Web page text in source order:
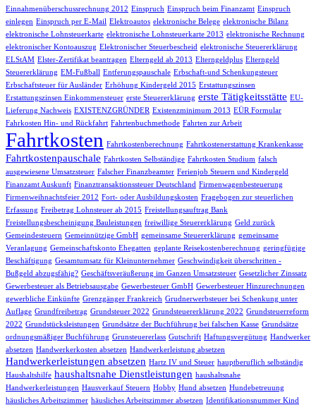
Einnahmenüberschussrechnung 2012 Einspruch Einspruch beim Finanzamt Einspruch
einlegen Einspruch per E-Mail Elektroautos elektronische Belege elektronische Bilanz
elektronische Lohnsteuerkarte elektronische Lohnsteuerkarte 2013 elektronische Rechnung
elektronischer Kontoauszug Elektronischer Steuerbescheid elektronische Steuererklärung
ELStAM Elster-Zertifikat beantragen Elterngeld ab 2013 Elterngeldplus Elterngeld
Steuererklärung EM-Fußball Entferungspauschale Erbschaft-und Schenkungsteuer
Erbschaftsteuer für Ausländer Erhöhung Kindergeld 2015 Erstattungszinsen
Erstattungszinsen Einkommensteuer erste Steuererklärung erste Tätigkeitsstätte EU-
Lieferung Nachweis EXISTENZGRÜNDER Existenzminimum 2013 EÜR Formular
Fahrkosten Hin- und Rückfahrt Fahrtenbuchmethode Fahrten zur Arbeit
Fahrtkosten Fahrtkostenberechnung Fahrtkostenerstattung Krankenkasse
Fahrtkostenpauschale Fahrtkosten Selbständige Fahrtkosten Studium falsch
ausgewiesene Umsatzsteuer Falscher Finanzbeamter Ferienjob Steuern und Kindergeld
Finanzamt Auskunft Finanztransaktionssteuer Deutschland Firmenwagenbesteuerung
Firmenweihnachtsfeier 2012 Fort- oder Ausbildungskosten Fragebogen zur steuerlichen
Erfassung Freibetrag Lohnsteuer ab 2015 Freistellungsauftrag Bank
Freistellungsbescheinigung Bauleistungen freiwillige Steuererklärung Geld zurück
Gemeindesteuern Gemeinnützige GmbH gemeinsame Steuererklärung gemeinsame
Veranlagung Gemeinschaftskonto Ehegatten geplante Reisekostenberechnung geringfügige
Beschäftigung Gesamtumsatz für Kleinunternehmer Geschwindigkeit überschritten -
Bußgeld abzugsfähig? Geschäftsveräußerung im Ganzen Umsatzsteuer Gesetzlicher Zinssatz
Gewerbesteuer als Betriebsausgabe Gewerbesteuer GmbH Gewerbesteuer Hinzurechnungen
gewerbliche Einkünfte Grenzgänger Frankreich Grudnerwerbsteuer bei Schenkung unter
Auflage Grundfreibetrag Grundsteuer 2022 Grundsteuererklärung 2022 Grundsteuerreform
2022 Grundstücksleistungen Grundsätze der Buchführung bei falschen Kasse Grundsätze
ordnungsmäßiger Buchführung Grunsteuererlass Gutschrift Haftungsvergütung Handwerker
absetzen Handwerkerkosten absetzen Handwerkerleistung absetzen
Handwerkerleistungen absetzen Hartz IV und Steuer hauptberuflich selbständig
Haushaltshilfe haushaltsnahe Dienstleistungen haushaltsnahe
Handwerkerleistungen Hausverkauf Steuern Hobby Hund absetzen Hundebetreuung
häusliches Arbeitszimmer häusliches Arbeitszimmer absetzen Identifikationsnummer Kind